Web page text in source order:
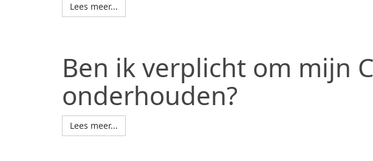
Lees meer...
Ben ik verplicht om mijn
onderhouden?
Lees meer...